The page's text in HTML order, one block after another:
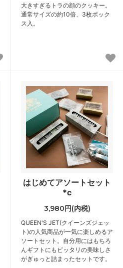
大きすぎるトラの顔のクッキー。
通常サイズの約10倍、3枚ボック
ス入。
はじめてアソートセット
*c
3,980円(内税)
QUEEN'S JET(クイーンズジェッ
ト)の人気商品が一気に楽しめるア
ソートセット。自分用にはもちろ
んギフトにもピッタリの美味しさ
がぎゅっと詰まったセットです。